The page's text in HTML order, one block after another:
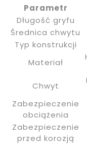
Parametr
Długość gryfu
Średnica chwytu
Typ konstrukcji
Materiał
Chwyt
Zabezpieczenie
obciążenia
Zabezpieczenie
przed korozją